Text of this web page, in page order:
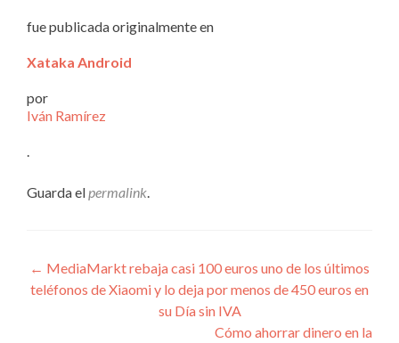
fue publicada originalmente en
Xataka Android
por
Iván Ramírez
Guarda el permalink
Navegación
de
← MediaMarkt rebaja casi 100 euros uno de los últimos
teléfonos de Xiaomi y lo deja por menos de 450 euros en
su Día sin IVA
Cómo ahorrar dinero en la